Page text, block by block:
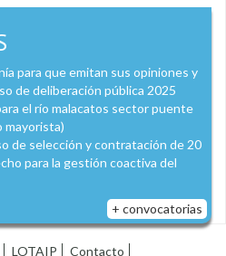
para que emitan sus opiniones y
de deliberación pública 2025
el río malacatos sector puente
mayorista)
de selección y contratación de 20
para la gestión coactiva del
+ convocatorias
LOTAIP Contacto